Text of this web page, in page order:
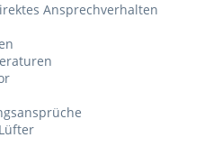
Ansprechverhalten